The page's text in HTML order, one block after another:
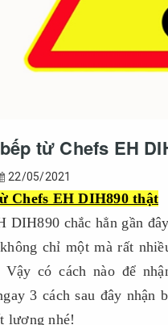
từ Chefs EH
22/05/2021
Chefs EH DIH890 thật
DIH890 chắc hẳn gần
chỉ một mà rất
Vậy có cách nào để
3 cách sau đây nhận
lượng nhé!